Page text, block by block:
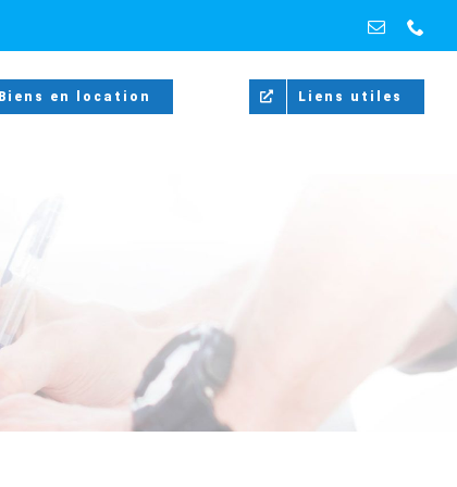
Email
Biens en location Liens utiles